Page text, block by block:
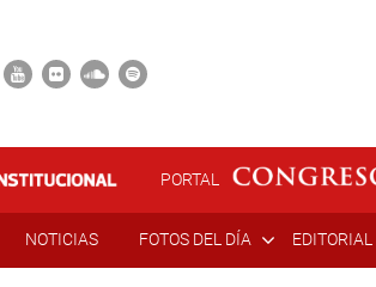
PORTAL
NOTICIAS FOTOS DEL DÍA EDITORIAL